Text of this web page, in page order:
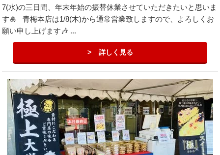
7(水)の三日間、年末年始の振替休業させていただきたいと思いま
す🎍 青梅本店は1/8(木)から通常営業致しますので、よろしくお
願い申し上げます🎶 ...
詳しく見る